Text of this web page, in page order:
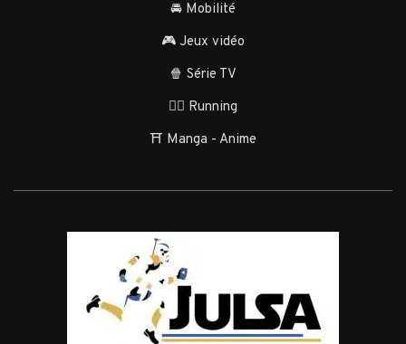
🚘 Mobilité
🎮 Jeux vidéo
🍿 Série TV
🏃‍♂️ Running
⛩️ Manga - Anime